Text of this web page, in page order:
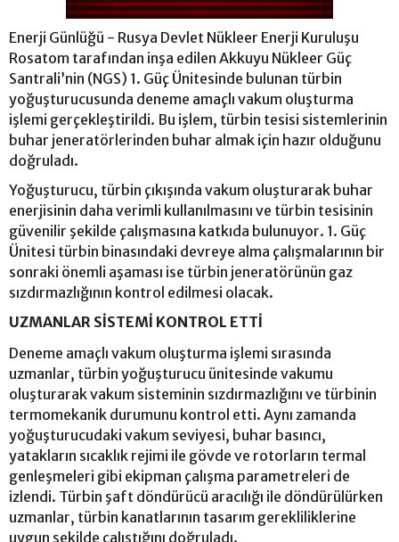
Enerji Günlüğü - Rusya Devlet Nükleer Enerji Kuruluşu
Rosatom tarafından inşa edilen Akkuyu Nükleer Güç
Santrali’nin (NGS) 1. Güç Ünitesinde bulunan türbin
yoğuşturucusunda deneme amaçlı vakum oluşturma
işlemi gerçekleştirildi. Bu işlem, türbin tesisi sistemlerinin
buhar jeneratörlerinden buhar almak için hazır olduğunu
doğruladı.
Yoğuşturucu, türbin çıkışında vakum oluşturarak buhar
enerjisinin daha verimli kullanılmasını ve türbin tesisinin
güvenilir şekilde çalışmasına katkıda bulunuyor. 1. Güç
Ünitesi türbin binasındaki devreye alma çalışmalarının bir
sonraki önemli aşaması ise türbin jeneratörünün gaz
sızdırmazlığının kontrol edilmesi olacak.
UZMANLAR SİSTEMİ KONTROL ETTİ
Deneme amaçlı vakum oluşturma işlemi sırasında
uzmanlar, türbin yoğuşturucu ünitesinde vakumu
oluşturarak vakum sisteminin sızdırmazlığını ve türbinin
termomekanik durumunu kontrol etti. Aynı zamanda
yoğuşturucudaki vakum seviyesi, buhar basıncı,
yatakların sıcaklık rejimi ile gövde ve rotorların termal
genleşmeleri gibi ekipman çalışma parametreleri de
izlendi. Türbin şaft döndürücü aracılığı ile döndürülürken
uzmanlar, türbin kanatlarının tasarım gerekliliklerine
uygun şekilde çalıştığını doğruladı.